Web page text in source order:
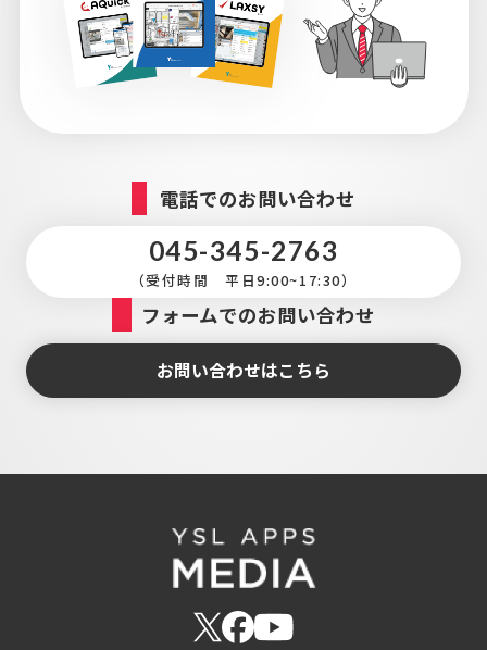
電話でのお問い合わせ
045-345-2763
（受付時間 平日9:00~17:30）
フォームでのお問い合わせ
お問い合わせはこちら